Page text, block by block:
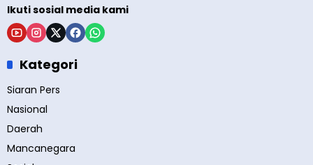
Ikuti sosial media kami
Kategori
Siaran Pers
Nasional
Daerah
Mancanegara